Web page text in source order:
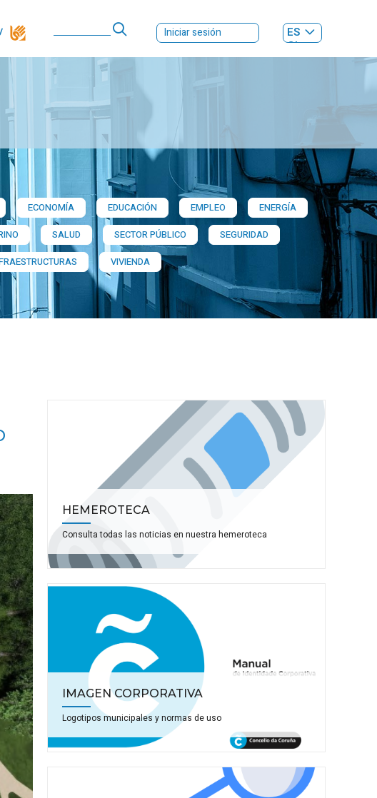
Iniciar sesión
ES
GL
ECONOMÍA EDUCACIÓN EMPLEO
ENERGÍA
SALUD SECTOR PÚBLICO
SEGURIDAD
VIVIENDA
HEMEROTECA
Consulta todas las noticias en nuestra hemeroteca
IMAGEN CORPORATIVA
Logotipos municipales y normas de uso